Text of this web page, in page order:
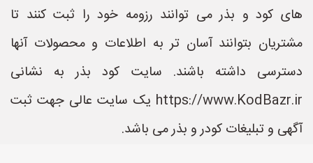
های کود و بذر می توانند رزومه خود را ثبت کنند تا
مشتریان بتوانند آسان تر به اطلاعات و محصولات آنها
دسترسی داشته باشند. سایت کود بذر به نشانی
https://www.KodBazr.ir یک سایت عالی جهت ثبت
آگهی و تبلیغات کودر و بذر می باشد.